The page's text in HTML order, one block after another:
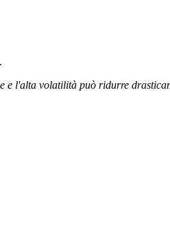
e l'alta volatilità può ridurre